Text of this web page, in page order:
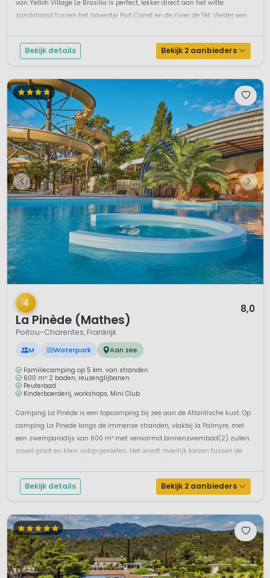
van Yelloh Village Le Brasilia is perfect, lekker direct aan het witte
zandstrand tussen het haventje Port Canet en de rivier de Têt. Verder een
Bekijk details Bekijk 2 aanbieders
1 / 12
4
La Pinède (Mathes)
8,0
Poitou-Charentes, Frankrijk
M Waterpark Aan zee
Familiecamping op 5 km. van stranden
600 m²: 2 baden, reuzenglijbanen
Peuterbad
Kinderboerderij, workshops, Mini Club
Camping La Pinède is een topcamping bij zee aan de Atlantische kust. Op
camping La Pinede langs de immense stranden, vlakbij la Palmyre, met
een zwemparadijs van 600 m² met verwarmd binnenzwembad(2) zullen
zowel groot en klein volop genieten. Het wordt moeilijk kiezen tussen de
Bekijk details Bekijk 2 aanbieders